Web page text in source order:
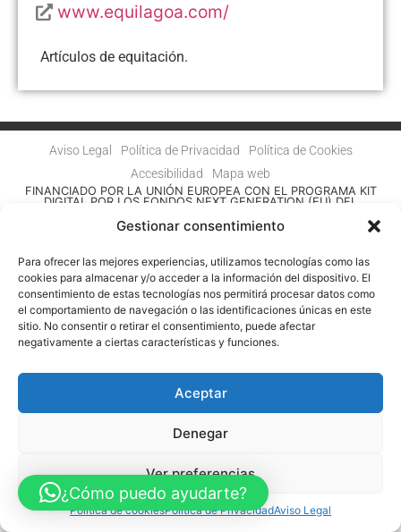
Gestionar consentimiento
Para ofrecer las mejores experiencias, utilizamos tecnologías como las
cookies para almacenar y/o acceder a la información del dispositivo. El
consentimiento de estas tecnologías nos permitirá procesar datos como
el comportamiento de navegación o las identificaciones únicas en este
sitio. No consentir o retirar el consentimiento, puede afectar
negativamente a ciertas características y funciones.
Aceptar
Denegar
Ver preferencias
Política de cookiesPolítica de PrivacidadAviso Legal
www.equilagoa.com/
Artículos de equitación.
Aviso Legal Política de Privacidad
Política de Cookies
Accesibilidad
Mapa web
FINANCIADO POR LA UNIÓN EUROPEA CON EL PROGRAMA KIT
DIGITAL POR LOS FONDOS NEXT GENERATION (EU) DEL
¿Cómo puedo ayudarte?